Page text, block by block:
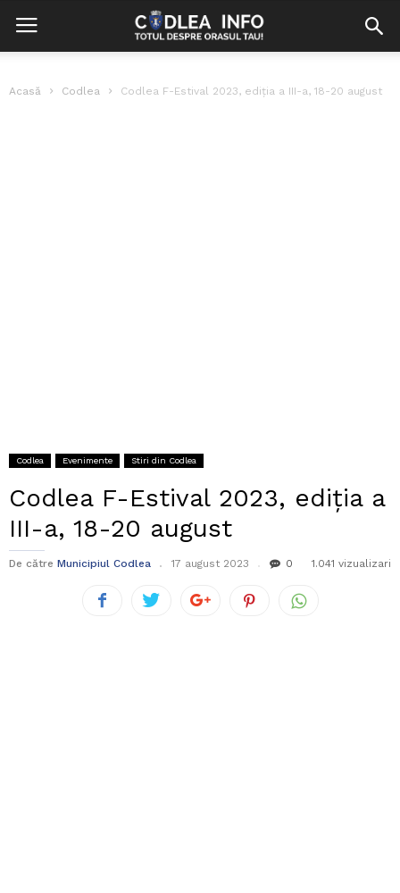
Acasă Codlea Codlea F-Estival 2023, ediția a III-a, 18-20 august
Codlea Evenimente Stiri din Codlea
Codlea F-Estival 2023, ediția a
III-a, 18-20 august
De către Municipiul Codlea 17 august 2023 0 1.041 vizualizari